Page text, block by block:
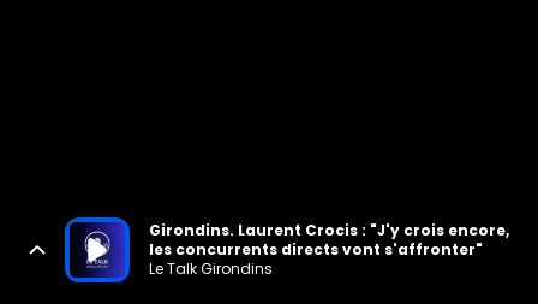
Girondins. Laurent Crocis : "J'y crois encore,
les concurrents directs vont s'affronter"
Le Talk Girondins